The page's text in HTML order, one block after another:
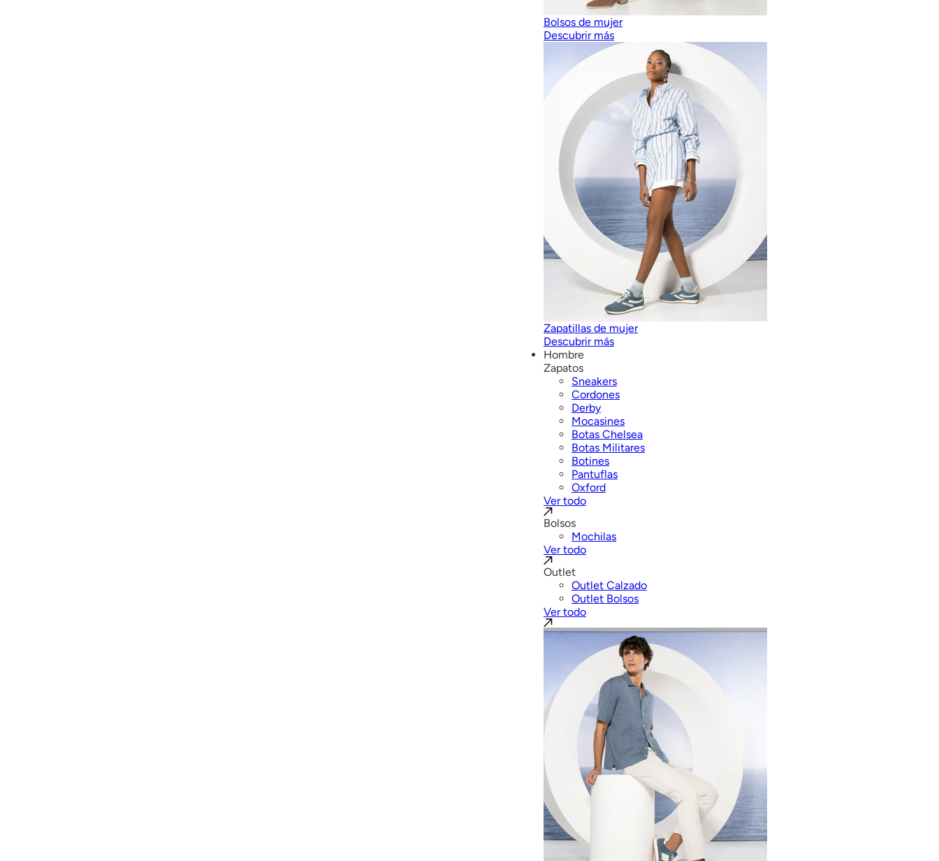
Bolsos de mujer
Descubrir más
Zapatillas de mujer
Descubrir más
Hombre
Zapatos
Sneakers
Cordones
Derby
Mocasines
Botas Chelsea
Botas Militares
Botines
Pantuflas
Oxford
Ver todo
Bolsos
Mochilas
Ver todo
Outlet
Outlet Calzado
Outlet Bolsos
Ver todo